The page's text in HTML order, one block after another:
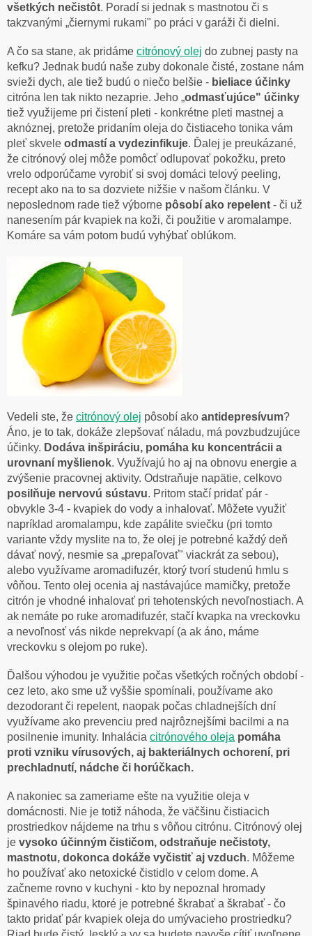
všetkých nečistôt. Poradí si jednak s mastnotou či s
takzvanými „čiernymi rukami" po práci v garáži či dielni.
A čo sa stane, ak pridáme citrónový olej do zubnej pasty na
kefku? Jednak budú naše zuby dokonale čisté, zostane nám
svieži dych, ale tiež budú o niečo belšie - bieliace účinky
citróna len tak nikto nezaprie. Jeho „odmasťujúce" účinky
tiež využijeme pri čistení pleti - konkrétne pleti mastnej a
aknóznej, pretože pridaním oleja do čistiaceho tonika vám
pleť skvele odmastí a vydezinfikuje. Ďalej je preukázané,
že citrónový olej môže pomôcť odlupovať pokožku, preto
vrelo odporúčame vyrobiť si svoj domáci telový peeling,
recept ako na to sa dozviete nižšie v našom článku. V
neposlednom rade tiež výborne pôsobí ako repelent - či už
nanesením pár kvapiek na koži, či použitie v aromalampe.
Komáre sa vám potom budú vyhýbať oblúkom.
Vedeli ste, že citrónový olej pôsobí ako antidepresívum?
Áno, je to tak, dokáže zlepšovať náladu, má povzbudzujúce
účinky. Dodáva inšpiráciu, pomáha ku koncentrácii a
urovnaní myšlienok. Využívajú ho aj na obnovu energie a
zvýšenie pracovnej aktivity. Odstraňuje napätie, celkovo
posilňuje nervovú sústavu. Pritom stačí pridať pár -
obvykle 3-4 - kvapiek do vody a inhalovať. Môžete využiť
napríklad aromalampu, kde zapálite sviečku (pri tomto
variante vždy myslite na to, že olej je potrebné každý deň
dávať nový, nesmie sa „prepaľovať" viackrát za sebou),
alebo využívame aromadifuzér, ktorý tvorí studenú hmlu s
vôňou. Tento olej ocenia aj nastávajúce mamičky, pretože
citrón je vhodné inhalovať pri tehotenských nevoľnostiach. A
ak nemáte po ruke aromadifuzér, stačí kvapka na vreckovku
a nevoľnosť vás nikde neprekvapí (a ak áno, máme
vreckovku s olejom po ruke).
Ďalšou výhodou je využitie počas všetkých ročných období -
cez leto, ako sme už vyššie spomínali, používame ako
dezodorant či repelent, naopak počas chladnejších dní
využívame ako prevenciu pred najrôznejšími bacilmi a na
posilnenie imunity. Inhalácia citrónového oleja pomáha
proti vzniku vírusových, aj bakteriálnych ochorení, pri
prechladnutí, nádche či horúčkach.
A nakoniec sa zameriame ešte na využitie oleja v
domácnosti. Nie je totiž náhoda, že väčšinu čistiacich
prostriedkov nájdeme na trhu s vôňou citrónu. Citrónový olej
je vysoko účinným čističom, odstraňuje nečistoty,
mastnotu, dokonca dokáže vyčistiť aj vzduch. Môžeme
ho používať ako netoxické čistidlo v celom dome. A
začneme rovno v kuchyni - kto by nepoznal hromady
špinavého riadu, ktoré je potrebné škrabať a škrabať - čo
takto pridať pár kvapiek oleja do umývacieho prostriedku?